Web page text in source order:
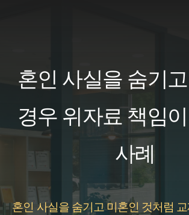
뛰
혼인 사실을 숨기
경우 위자료 책임
사례
혼인 사실을 숨기고 미혼인 것처럼